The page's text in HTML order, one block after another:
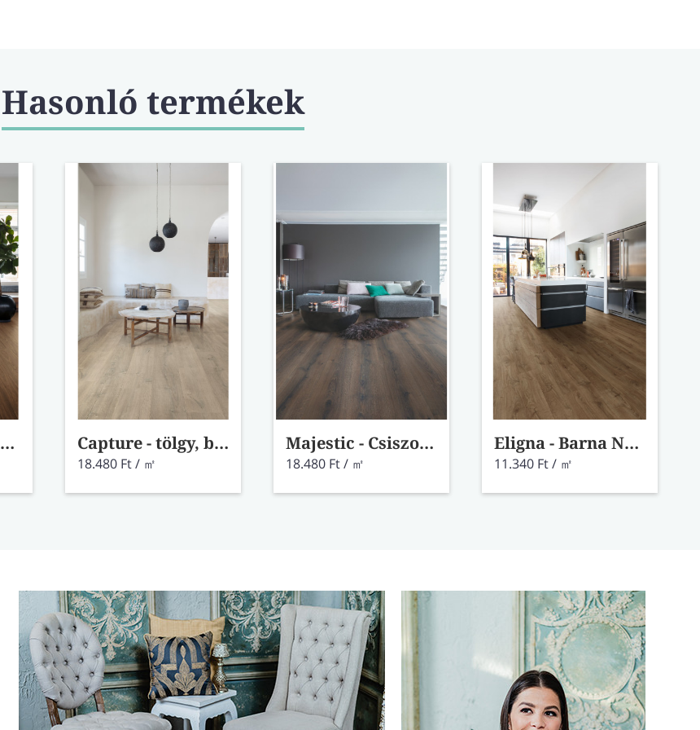
minőségű padlót választ, amely fenntartható módon készül. A
bizonyíték? A Quick-Step laminált padlók elsőként kapták meg
elvárásoknak felelnek meg teljes életciklusuk során, a
nyersanyag-kinyeréstől a gyártáson és a terjesztésen át
egészen a megsemmisítésig.
Hasonló termékek
Capture - elegáns dió laminált padló SIG4761 Capture - tölgy, barna patina laminált padló SIG4751
18.480 Ft / ㎡
Majestic - Csiszolt sivatagi sötétbarna tölgy MJ3553
18.480 Ft / ㎡
Eligna - Barna Newcastle tölgy EL3582
11.340 Ft / ㎡